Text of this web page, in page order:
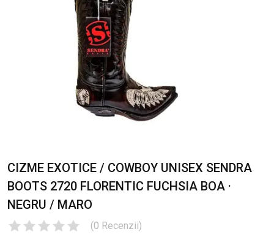
CIZME EXOTICE / COWBOY UNISEX SENDRA
BOOTS 2720 FLORENTIC FUCHSIA BOA ·
NEGRU / MARO
(0 Recenzii)